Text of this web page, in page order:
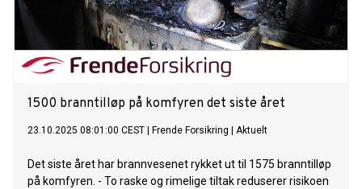
1500 branntilløp på komfyren det siste året
23.10.2025 08:01:00 CEST Frende Forsikring Aktuelt
Det siste året har brannvesenet rykket ut til 1575 branntilløp
på komfyren. - To raske og rimelige tiltak reduserer risikoen